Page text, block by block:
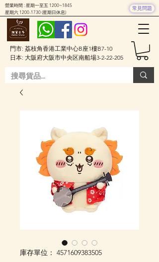
門市: 荔枝角香港工業中心B座1樓B7-10
日本: 大阪府大阪市中央区南船場3-2-22-205
營業時間 : 星期一至五 1200~1845
星期六 1200-1730(星期日休息)
常見問題
庫存單位： 4571609383505